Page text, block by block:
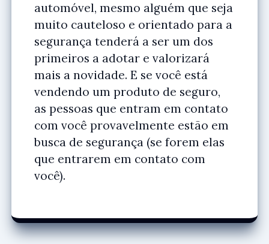
automóvel, mesmo alguém que seja
muito cauteloso e orientado para a
segurança tenderá a ser um dos
primeiros a adotar e valorizará
mais a novidade. E se você está
vendendo um produto de seguro,
as pessoas que entram em contato
com você provavelmente estão em
busca de segurança (se forem elas
que entrarem em contato com
você).